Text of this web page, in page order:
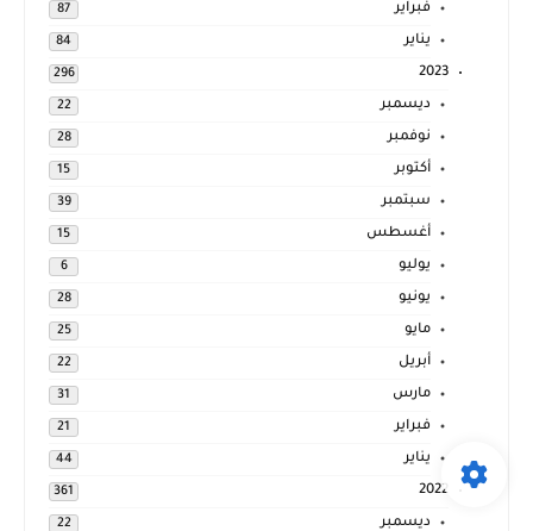
فبراير 87
يناير 84
2023
296
ديسمبر 22
نوفمبر 28
أكتوبر 15
سبتمبر 39
أغسطس 15
يوليو 6
يونيو 28
مايو 25
أبريل 22
مارس 31
فبراير 21
يناير 44
2022
361
ديسمبر 22